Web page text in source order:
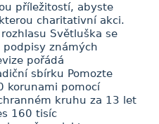
příležitostí, abyste
charitativní akci.
Světluška se
podpisy známých
pořádá
sbírku Pomozte
korunami pomocí
kruhu za 13 let
160 tisíc